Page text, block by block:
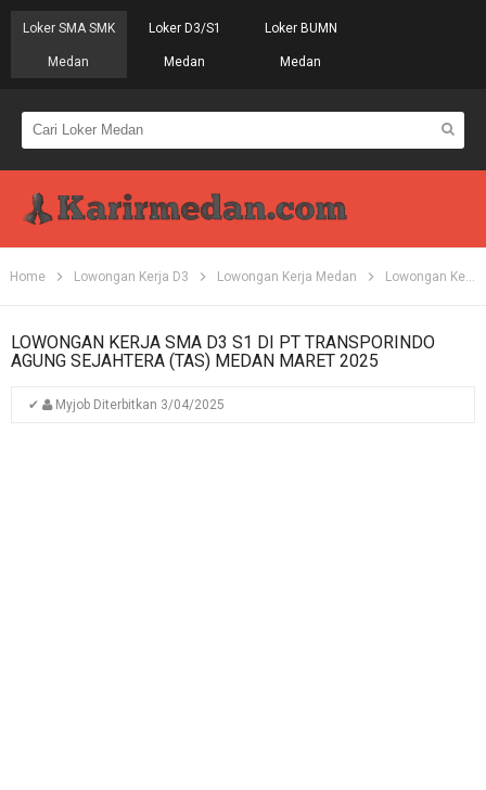
Loker SMA SMK
Medan
Loker D3/S1
Medan
Loker BUMN
Medan
Home Lowongan Kerja D3 Lowongan Kerja Medan Lowongan Kerja S1
LOWONGAN KERJA SMA D3 S1 DI PT TRANSPORINDO
AGUNG SEJAHTERA (TAS) MEDAN MARET 2025
✔ Myjob Diterbitkan 3/04/2025